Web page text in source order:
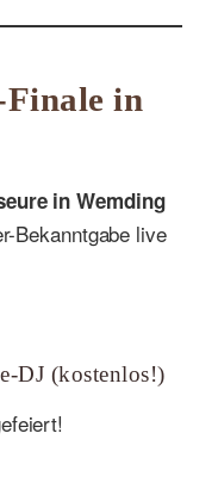
Finale in
in Wemding
Bekanntgabe live
DJ (kostenlos!)